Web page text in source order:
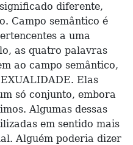
diferente,
Campo semântico é
a uma
as quatro palavras
ao campo semântico,
Elas
só conjunto, embora
Algumas dessas
em sentido mais
Alguém poderia dizer